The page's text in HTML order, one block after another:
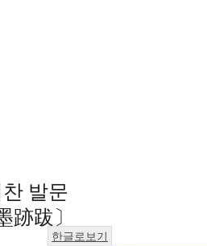
발문
跡跋〕
한글로보기